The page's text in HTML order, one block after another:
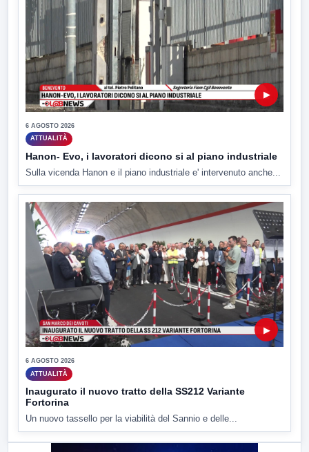
▶
6 AGOSTO 2026
ATTUALITÀ
Hanon- Evo, i lavoratori dicono si al piano industriale
Sulla vicenda Hanon e il piano industriale e' intervenuto anche...
▶
6 AGOSTO 2026
ATTUALITÀ
Inaugurato il nuovo tratto della SS212 Variante
Fortorina
Un nuovo tassello per la viabilità del Sannio e delle...